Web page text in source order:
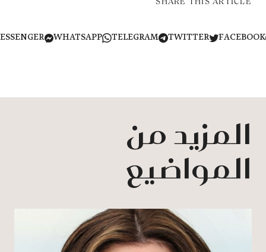
SHARE THIS ARTICLE
TWITTER
TELEGRAM
WHATSAPP
MESSENGER
المزيد من
المواضيع